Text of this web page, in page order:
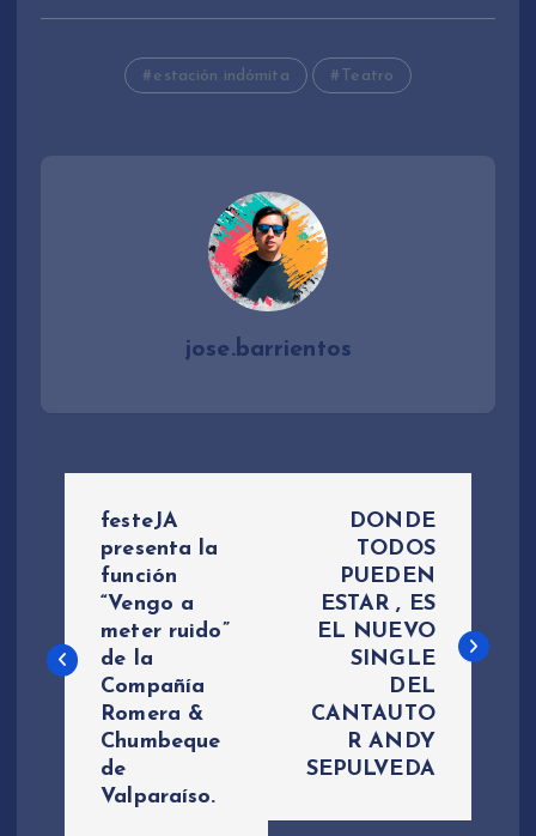
estación indómita Teatro
jose.barrientos
e
festeJA
presenta la
función
“Vengo a
meter ruido”
de la
Compañía
Romera &
Chumbeque
de
Valparaíso.
DONDE
TODOS
PUEDEN
ESTAR , ES
EL NUEVO
SINGLE
DEL
CANTAUTO
R ANDY
SEPULVEDA